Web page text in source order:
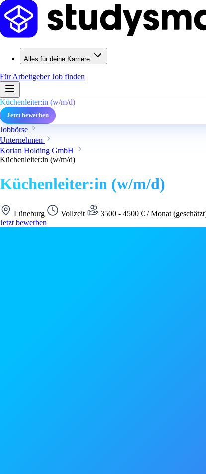
Alles für deine Karriere
Für ArbeitgeberJob finden
Küchenleiter:in (w/m/d)
Jetzt bewerben
Jobbörse
Unternehmen
Korian Holding GmbH
Küchenleiter:in (w/m/d)
Küchenleiter:in (w/m/d)
Lüneburg Vollzeit 3500 - 4500 € / Monat
Jetzt bewerben